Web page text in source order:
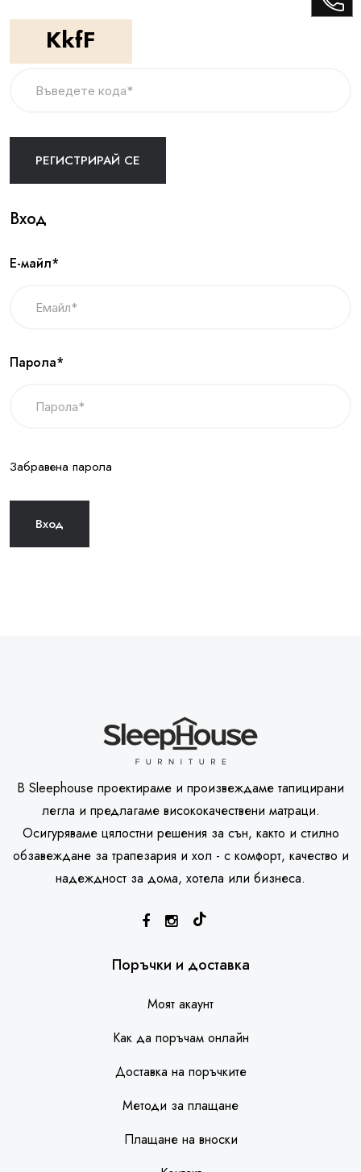
KkfF
Вход
Е-майл*
Парола*
Забравена парола
В Sleephouse проектираме и произвеждаме тапицирани
легла и предлагаме висококачествени матраци.
Осигуряваме цялостни решения за сън, както и стилно
обзавеждане за трапезария и хол - с комфорт, качество и
надеждност за дома, хотела или бизнеса.
Поръчки и доставка
Моят акаунт
Как да поръчам онлайн
Доставка на поръчките
Методи за плащане
Плащане на вноски
SleepHouse асистент